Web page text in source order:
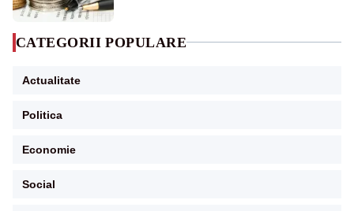
CATEGORII POPULARE
Actualitate
Politica
Economie
Social